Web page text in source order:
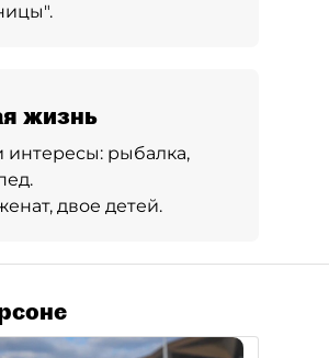
жизнь
интересы: рыбалка,
двое детей.